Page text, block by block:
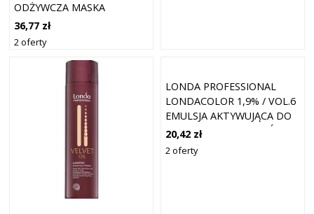
ODŻYWCZA MASKA
KOLORYZUJĄCA DO
BRĄZOWYCH ODCIENI
COFFEE BROWN 200 ML
36,77 zł
2 oferty
LONDA PROFESSIONAL
LONDACOLOR 1,9% / VOL.6
EMULSJA AKTYWUJĄCA DO
WSZYSTKICH RODZAJÓW
WŁOSÓW 1000 ML
20,42 zł
2 oferty